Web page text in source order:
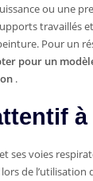
ou une
travaillés
Pour un
pour un
.
ses voies
de l’utilisation